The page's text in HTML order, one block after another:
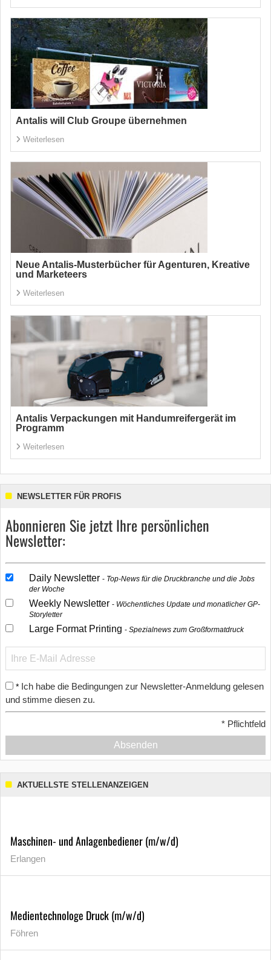
Antalis will Club Groupe übernehmen
Weiterlesen
Neue Antalis-Musterbücher für Agenturen, Kreative
und Marketeers
Weiterlesen
Antalis Verpackungen mit Handumreifergerät im
Programm
Weiterlesen
NEWSLETTER FÜR PROFIS
Abonnieren Sie jetzt Ihre persönlichen
Newsletter:
Daily Newsletter
Top-News für die Druckbranche und die Jobs
der Woche
Weekly Newsletter
Wöchentliches Update und monatlicher GP-
Storyletter
Large Format Printing Spezialnews zum Großformatdruck
* Ich habe die Bedingungen zur Newsletter-Anmeldung gelesen
und stimme diesen zu.
* Pflichtfeld
Absenden
AKTUELLSTE STELLENANZEIGEN
Maschinen- und Anlagenbediener (m/w/d)
Erlangen
Medientechnologe Druck (m/w/d)
Föhren